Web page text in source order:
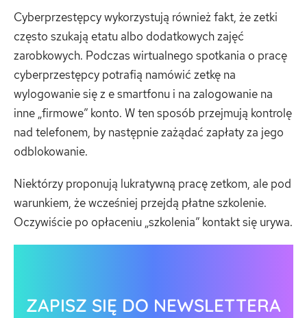
Cyberprzestępcy wykorzystują również fakt, że zetki
często szukają etatu albo dodatkowych zajęć
zarobkowych. Podczas wirtualnego spotkania o pracę
cyberprzestępcy potrafią namówić zetkę na
wylogowanie się z e smartfonu i na zalogowanie na
inne „firmowe” konto. W ten sposób przejmują kontrolę
nad telefonem, by następnie zażądać zapłaty za jego
odblokowanie.
Niektórzy proponują lukratywną pracę zetkom, ale pod
warunkiem, że wcześniej przejdą płatne szkolenie.
Oczywiście po opłaceniu „szkolenia” kontakt się urywa.
ZAPISZ SIĘ DO NEWSLETTERA